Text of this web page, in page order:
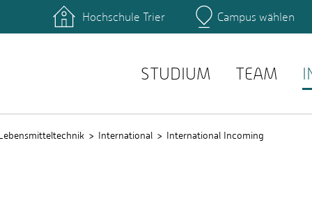
Bibliothek
E-Mail Suche
Hochschule Trier Campus wählen
STUDIUM TEAM
International International Incoming